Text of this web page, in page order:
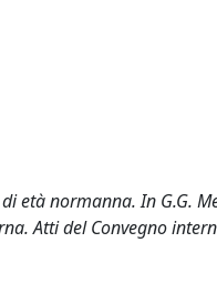
età normanna. In G.G.
Atti del Convegno